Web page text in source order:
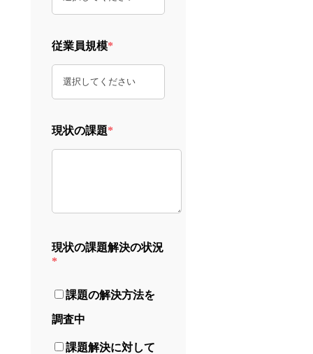
従業員規模*
現状の課題*
現状の課題解決の状況
*
課題の解決方法を
調査中
課題解決に対して